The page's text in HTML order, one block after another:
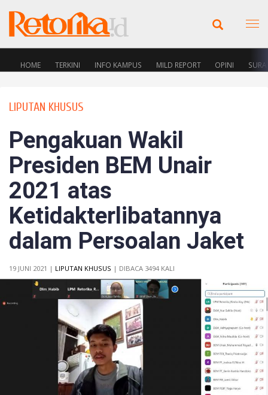
HOME TERKINI INFO KAMPUS MILD REPORT OPINI
LIPUTAN KHUSUS
Pengakuan Wakil
Presiden BEM Unair
2021 atas
Ketidakterlibatannya
dalam Persoalan Jaket
19 JUNI 2021 | LIPUTAN KHUSUS | DIBACA 3494 KALI